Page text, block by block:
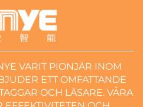
VARIT PIONJÄR INOM
ETT OMFATTANDE
OCH LÄSARE. VÅRA